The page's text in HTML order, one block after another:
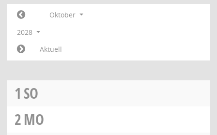
Oktober
2028
Aktuell
1 SO
2MO